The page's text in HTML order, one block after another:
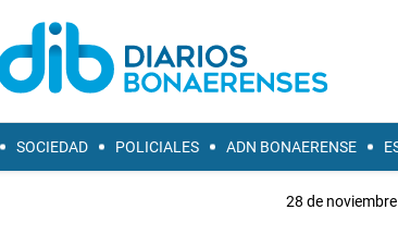
SOCIEDAD POLICIALES ADN BONAERENSE
28 de